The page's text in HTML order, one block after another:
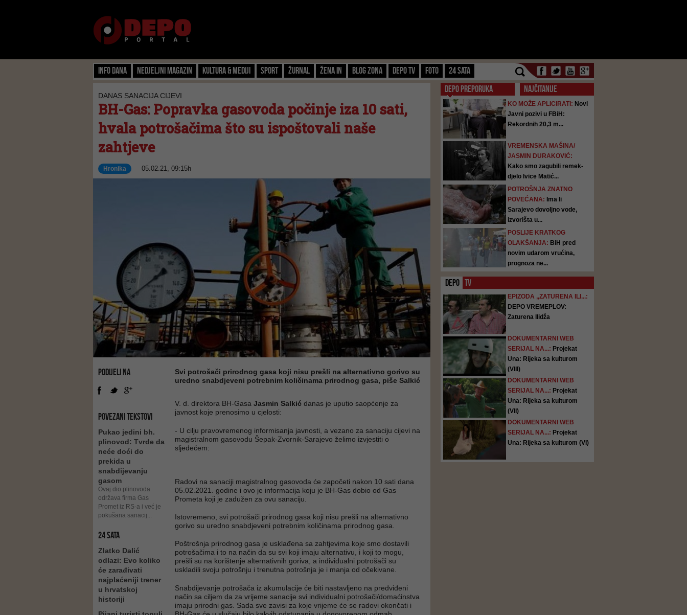
Info dana Nedjeljni magazin Kultura & Mediji Sport Žurnal Žena IN Blog zona Depo TV FOTO 24 SATA
DANAS SANACIJA CIJEVI
BH-Gas: Popravka gasovoda počinje iza 10 sati,
hvala potrošačima što su ispoštovali naše
zahtjeve
Hronika 05.02.21, 09:15h
PODIJELI NA
POVEZANI TEKSTOVI
Pukao jedini bh.
plinovod: Tvrde da
neće doći do
prekida u
snabdijevanju
gasom
Ovaj dio plinovoda
održava firma Gas
Promet iz RS-a i već je
pokušana sanacij...
24 SATA
Zlatko Dalić
odlazi: Evo koliko
će zarađivati
najplaćeniji trener
u hrvatskoj
historiji
Svi potrošači prirodnog gasa koji nisu prešli na alternativno gorivo su
uredno snabdjeveni potrebnim količinama prirodnog gasa, piše Salkić
V. d. direktora BH-Gasa Jasmin Salkić danas je uputio saopćenje za
javnost koje prenosimo u cjelosti:
- U cilju pravovremenog informisanja javnosti, a vezano za sanaciju cijevi na
magistralnom gasovodu Šepak-Zvornik-Sarajevo želimo izvjestiti o
sljedećem:
Radovi na sanaciji magistralnog gasovoda će započeti nakon 10 sati dana
05.02.2021. godine i ovo je informacija koju je BH-Gas dobio od Gas
Prometa koji je zadužen za ovu sanaciju.
Istovremeno, svi potrošači prirodnog gasa koji nisu prešli na alternativno
gorivo su uredno snabdjeveni potrebnim količinama prirodnog gasa.
Poštrošnja prirodnog gasa je usklađena sa zahtjevima koje smo dostavili
potrošačima i to na način da su svi koji imaju alternativu, i koji to mogu,
prešli su na korištenje alternativnih goriva, a individualni potrošači su
uskladili svoju potrošnju i trenutna potrošnja je i manja od očekivane.
Snabdijevanje potrošača iz akumulacije će biti nastavljeno na predviđeni
način sa ciljem da za vrijeme sanacije svi individualni potrošači/domaćinstva
imaju prirodni gas. Sada sve zavisi za koje vrijeme će se radovi okončati i
DEPO PREPORUKA NAJČITANIJE
KO MOŽE APLICIRATI: Novi
Javni pozivi u FBiH:
Rekordnih 20,3 m...
VREMENSKA MAŠINA/
JASMIN DURAKOVIĆ:
Kako smo zagubili remek-
djelo Ivice Matić...
POTROŠNJA ZNATNO
POVEĆANA: Ima li
Sarajevo dovoljno vode,
izvorišta u...
POSLIJE KRATKOG
OLAKŠANJA: BiH pred
novim udarom vrućina,
prognoza ne...
DEPO TV
EPIZODA „ZATURENA ILI...:
DEPO VREMEPLOV:
Zaturena Ilidža
DOKUMENTARNI WEB
SERIJAL NA...: Projekat
Una: Rijeka sa kulturom
(VIII)
DOKUMENTARNI WEB
SERIJAL NA...: Projekat
Una: Rijeka sa kulturom
(VII)
DOKUMENTARNI WEB
SERIJAL NA...: Projekat
Una: Rijeka sa kulturom (VI)